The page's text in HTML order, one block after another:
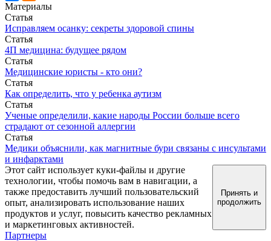
Материалы
Статья
Исправляем осанку: секреты здоровой спины
Статья
4П медицина: будущее рядом
Статья
Медицинские юристы - кто они?
Статья
Как определить, что у ребенка аутизм
Статья
Ученые определили, какие народы России больше всего
страдают от сезонной аллергии
Статья
Медики объяснили, как магнитные бури связаны с инсультами
и инфарктами
Этот сайт использует куки-файлы и другие
технологии, чтобы помочь вам в навигации, а
также предоставить лучший пользовательский
опыт, анализировать использование наших
продуктов и услуг, повысить качество рекламных
и маркетинговых активностей.
Принять и
продолжить
Партнеры